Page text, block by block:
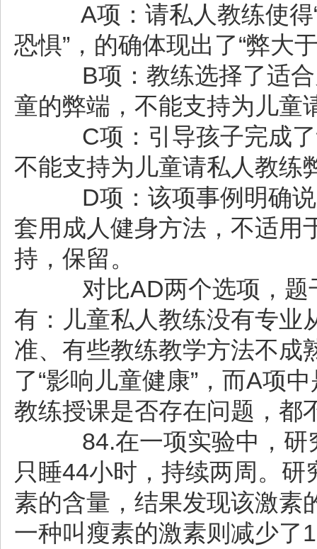
A项：请私人教练使得“
恐惧”，的确体现出了“弊大
B项：教练选择了适合
童的弊端，不能支持为儿童
C项：引导孩子完成了
不能支持为儿童请私人教练
D项：该项事例明确说
套用成人健身方法，不适用
持，保留。
对比AD两个选项，题
有：儿童私人教练没有专业
准、有些教练教学方法不成
了“影响儿童健康”，而A项
教练授课是否存在问题，都
84.在一项实验中，研
只睡44小时，持续两周。
素的含量，结果发现该激素
一种叫瘦素的激素则减少了